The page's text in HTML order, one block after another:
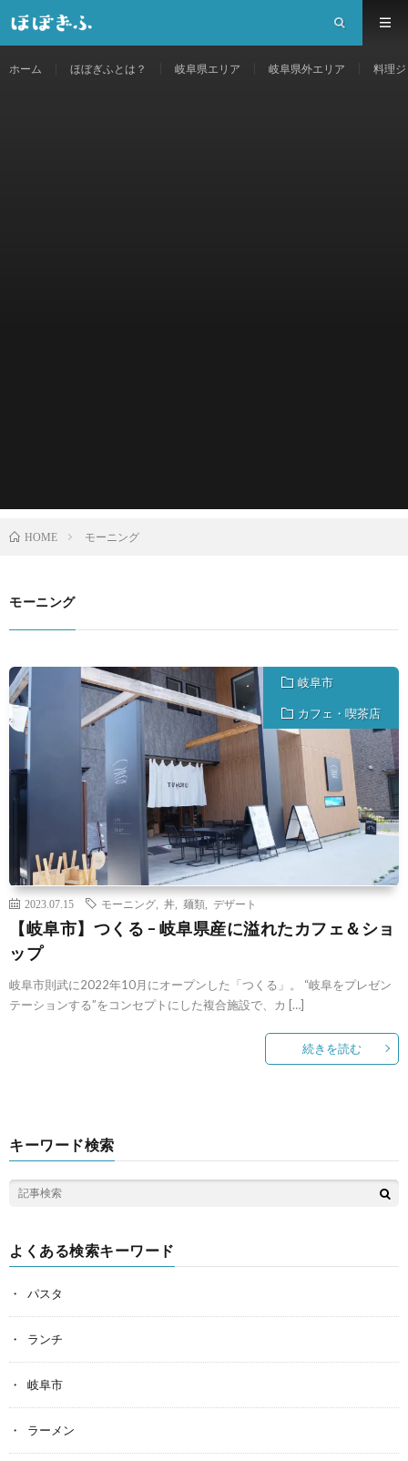
ホーム ほぼぎふとは？ 岐阜県エリア 岐阜県外エリア 料理
HOME モーニング
モーニング
岐阜市
カフェ・喫茶店
2023.07.15 モーニング 丼 麺類 デザート
【岐阜市】つくる – 岐阜県産に溢れたカフェ＆ショ
ップ
岐阜市則武に2022年10月にオープンした「つくる」。 “岐阜をプレゼン
テーションする”をコンセプトにした複合施設で、カ […]
続きを読む
キーワード検索
よくある検索キーワード
パスタ
ランチ
岐阜市
ラーメン